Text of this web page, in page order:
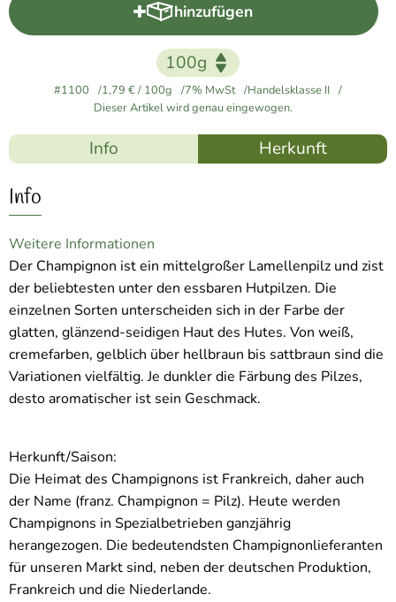
hinzufügen
Produkt zum Warenkorb
#1100 1,79 €/ 100g 7% MwSt
Handelsklasse II
Dieser Artikel wird genau eingewogen.
Info Herkunft
Info
Weitere Informationen
Der Champignon ist ein mittelgroßer Lamellenpilz und zist
der beliebtesten unter den essbaren Hutpilzen. Die
einzelnen Sorten unterscheiden sich in der Farbe der
glatten, glänzend-seidigen Haut des Hutes. Von weiß,
cremefarben, gelblich über hellbraun bis sattbraun sind die
Variationen vielfältig. Je dunkler die Färbung des Pilzes,
desto aromatischer ist sein Geschmack.
Herkunft/Saison:
Die Heimat des Champignons ist Frankreich, daher auch
der Name (franz. Champignon = Pilz). Heute werden
Champignons in Spezialbetrieben ganzjährig
herangezogen. Die bedeutendsten Champignonlieferanten
für unseren Markt sind, neben der deutschen Produktion,
Frankreich und die Niederlande.